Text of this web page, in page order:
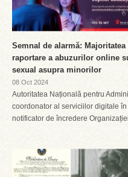
Semnal de alarmă:
raportare a abuzurilor online
sexual asupra minorilor
08 Oct 2024
Autoritatea Națională pentru
coordonator al serviciilor digitale
notificator de încredere